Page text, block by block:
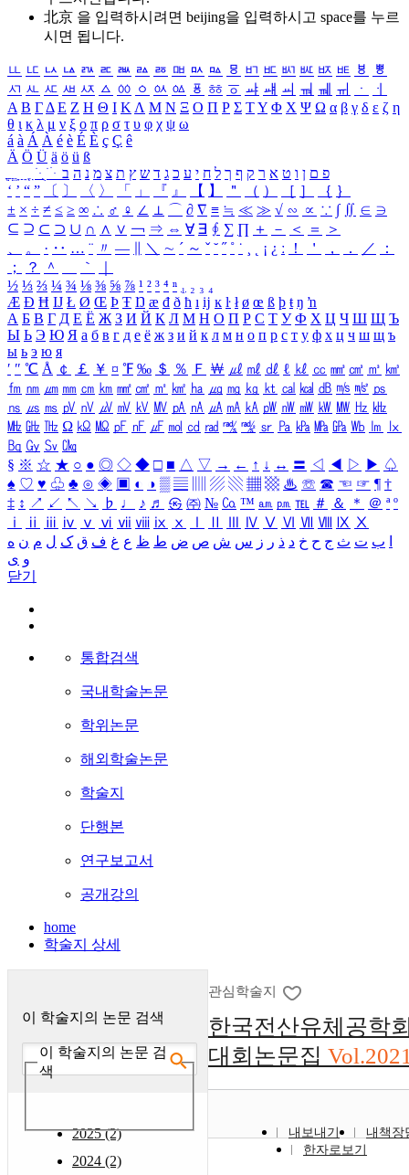
北京 을 입력하시려면 beijing을 입력하시고 space를 누르
시면 됩니다.
ㅥ ㅦ ㅧ ㅨ ㅩ ㅪ ㅫ ㅬ ㅭ ㅮ ㅯ ㅰ ㅱ ㅲ ㅳ ㅴ ㅵ ㅶ ㅷ ㅸ
ㅹ
ㅺ ㅻ ㅼ ㅽ ㅾ ㅿ ㆀ ㆁ ㆂ ㆃ ㆄ ㆅ ㆆ ㆇ ㆈ ㆉ ㆊ ㆋ ㆌ ㆍ
ㆎ
Α Β ΓΔ Ε Ζ Η Θ Ι ΚΛ Μ Ν Ξ Ο Π Ρ Σ ΤΥ Φ Χ Ψ Ω α β γ δ ε ζ η
θ ι κ λ μ ν ξ ο π ρ σ τ υ φ χ ψ ω
á à Á À é è É È ç Ç ê
Ä Ö Ü ä ö ü ß
ִֶֹ ֻּ ׁׂ פ ם ן ו ט א ר ק ף ך ל ח י ע כ ג ד ש ץ ת צ מ נ ה ב
‘ ’ “ ” 〔 〕 〈 〉 「 」 『 』 【 】 ＂ （ ） ［ ］ ｛ ｝
± × ÷ ≠ ≤ ≥ ∞ ∴ ♂ ♀ ∠ ⊥ ⌒ ∂ ∇ ≡ ≒ ≪ ≫ √ ∽ ∝ ∵ ∫ ∬ ∈ ∋
⊆ ⊇ ⊂ ⊃ ∪ ∩ ∧ ∨ ￢ ⇒ ⇔ ∀ ∃ ∮ ∑ ∏ ＋ － ＜ ＝
＞
、
。 · ‥ … ¨ 〃 ― ＼ ∼ ´ ～ ˇ ˘ ˝ ˚ ˙ ¸ ¡ ¿ ː ！ ＇ ， ． ／
：
；
？ ＾ ｀
½ ⅓ ⅔ ¼ ¾ ⅛ ⅜ ⅝ ⅞ ¹ ² ³ ⁴ ⁿ ₁ ₂ ₃ ₄
Æ Ð Ħ Ĳ Ł Ø Œ Þ Ŧ Ŋ æ đ ð ħ ı ĳ ĸ ŀ ł ø œ ß þ ŧ ŋ ŉ
А Б В Г Д Е Ё Ж З И Й К Л М Н О П Р С Т У Ф Х Ц Ч Ш Щ Ъ
Ы Ь Э Ю Я а б в г д е ё ж з и й к л м н о п р с т у ф х ц ч ш щ ъ
ы ь э ю я
′ ″ ℃ Å ￠ ￡ ￥ ¤ ℉ ‰ ＄ ％ Ｆ ￦ ㎕ ㎖ ㎗ ℓ ㎘ ㏄ ㎣ ㎤ ㎥ ㎦
㎙ ㎚ ㎛ ㎜ ㎝ ㎞ ㎟ ㎠ ㎡ ㎢ ㏊ ㎍ ㎎ ㎏ ㏏ ㎈ ㎉ ㏈ ㎧ ㎨ ㎰
㎱ ㎲ ㎳ ㎴ ㎵ ㎶ ㎷ ㎸ ㎹ ㎀ ㎁ ㎂ ㎃ ㎄ ㎺ ㎻ ㎽ ㎾ ㎿ ㎐ ㎑
㎒ ㎓ ㎔ Ω ㏀ ㏁ ㎊ ㎋ ㎌ ㏖ ㏅ ㎭ ㎮ ㎯ ㏛ ㎩ ㎪ ㎫ ㎬ ㏝ ㏐
㏓
㏃ ㏉ ㏜ ㏆
§ ※ ☆ ★ ○ ● ◎ ◇ ◆ □ ■ △ ▽ → ← ↑ ↓ ↔ 〓 ◁ ◀ ▷ ▶ ♤
♠ ♡ ♥ ♧ ♣ ⊙ ◈ ▣ ◐ ◑ ▒ ▤ ▨ ▧ ▦ ▩ ♨ ☏ ☎ ☜ ☞ ¶ †
‡ ↕ ↗ ↙ ↖ ↘ ♭ ♩ ♪ ♬ ㉿ ㈜ № ㏇ ™ ㏂ ㏘ ℡ ＃ ＆ ＊ ＠ ª º
ⅰ
ⅱ ⅲ ⅳ ⅴ ⅵ ⅶ ⅷ ⅸ ⅹ Ⅳ Ⅴ Ⅵ Ⅶ Ⅷ Ⅸ Ⅹ
ب ت ث ج ح خ د ذ ر ز س ش ص ض ط ظ ع غ ف ق ک ل م ن ه
و ی
닫기
통합검색
국내학술논문
학위논문
해외학술논문
학술지
단행본
연구보고서
공개강의
home
학술지 상세
이 학술지의 논문 검색
이 학술지의 논문 검
색
2025 (2)
2024 (2)
관심학술지
한국전산유체공학
대회논문집
내보내기
내책장
한자로보기